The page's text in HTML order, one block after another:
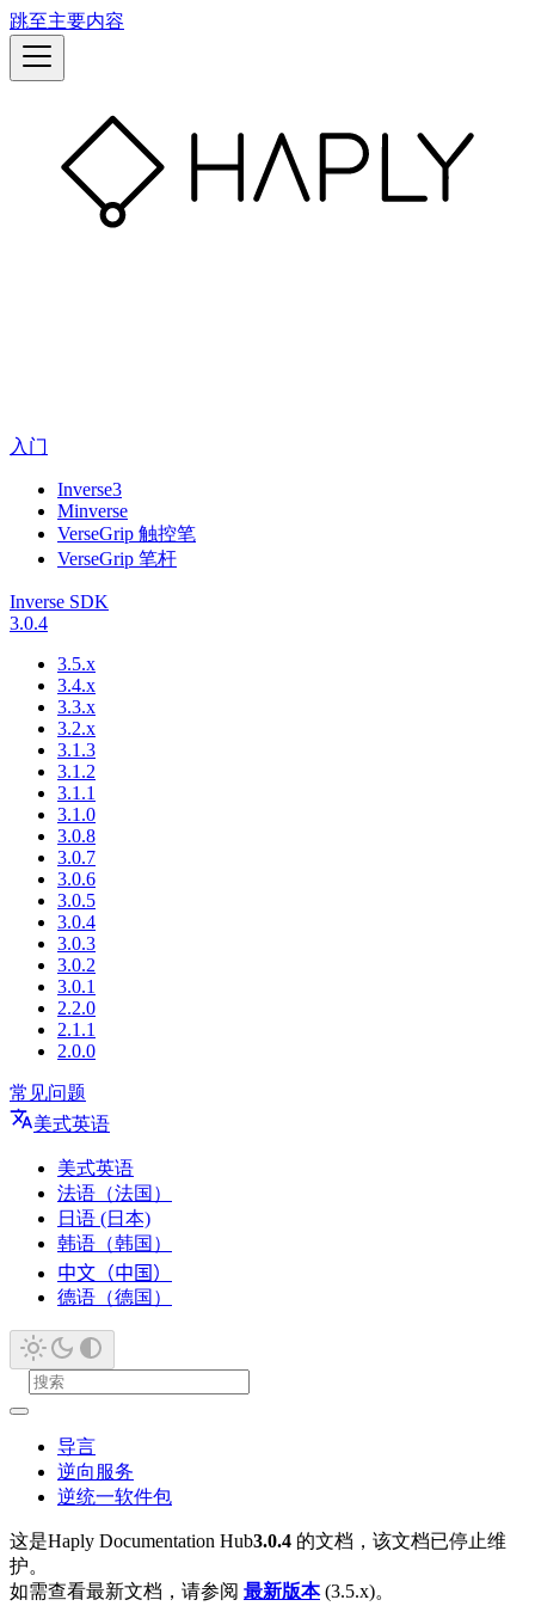
跳至主要内容
入门
Inverse3
Minverse
VerseGrip 触控笔
VerseGrip 笔杆
Inverse SDK
3.0.4
3.5.x
3.4.x
3.3.x
3.2.x
3.1.3
3.1.2
3.1.1
3.1.0
3.0.8
3.0.7
3.0.6
3.0.5
3.0.4
3.0.3
3.0.2
3.0.1
2.2.0
2.1.1
2.0.0
常见问题
美式英语
美式英语
法语（法国）
日语 (日本)
韩语（韩国）
中文（中国）
德语（德国）
导言
逆向服务
逆统一软件包
这是Haply Documentation Hub3.0.4 的文档，该文档已停止维
护。
如需查看最新文档，请参阅 最新版本(3.5.x)。